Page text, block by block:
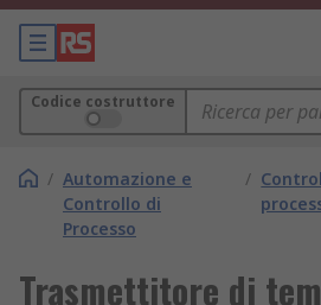
Codice costruttore
/ Automazione e
Controllo di
Processo
/
Trasmettitore di